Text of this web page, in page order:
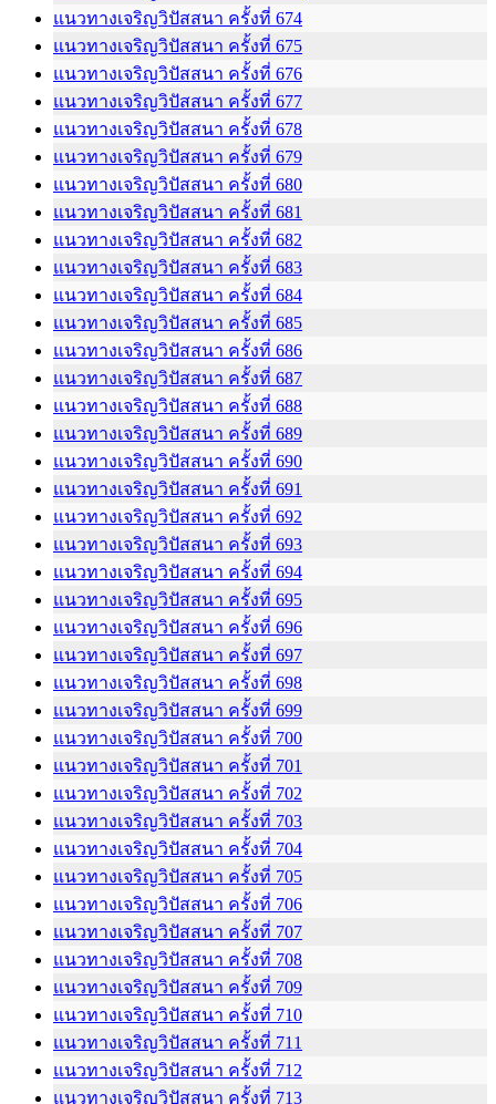
แนวทางเจริญวิปัสสนา ครั้งที่ 674
แนวทางเจริญวิปัสสนา ครั้งที่ 675
แนวทางเจริญวิปัสสนา ครั้งที่ 676
แนวทางเจริญวิปัสสนา ครั้งที่ 677
แนวทางเจริญวิปัสสนา ครั้งที่ 678
แนวทางเจริญวิปัสสนา ครั้งที่ 679
แนวทางเจริญวิปัสสนา ครั้งที่ 680
แนวทางเจริญวิปัสสนา ครั้งที่ 681
แนวทางเจริญวิปัสสนา ครั้งที่ 682
แนวทางเจริญวิปัสสนา ครั้งที่ 683
แนวทางเจริญวิปัสสนา ครั้งที่ 684
แนวทางเจริญวิปัสสนา ครั้งที่ 685
แนวทางเจริญวิปัสสนา ครั้งที่ 686
แนวทางเจริญวิปัสสนา ครั้งที่ 687
แนวทางเจริญวิปัสสนา ครั้งที่ 688
แนวทางเจริญวิปัสสนา ครั้งที่ 689
แนวทางเจริญวิปัสสนา ครั้งที่ 690
แนวทางเจริญวิปัสสนา ครั้งที่ 691
แนวทางเจริญวิปัสสนา ครั้งที่ 692
แนวทางเจริญวิปัสสนา ครั้งที่ 693
แนวทางเจริญวิปัสสนา ครั้งที่ 694
แนวทางเจริญวิปัสสนา ครั้งที่ 695
แนวทางเจริญวิปัสสนา ครั้งที่ 696
แนวทางเจริญวิปัสสนา ครั้งที่ 697
แนวทางเจริญวิปัสสนา ครั้งที่ 698
แนวทางเจริญวิปัสสนา ครั้งที่ 699
แนวทางเจริญวิปัสสนา ครั้งที่ 700
แนวทางเจริญวิปัสสนา ครั้งที่ 701
แนวทางเจริญวิปัสสนา ครั้งที่ 702
แนวทางเจริญวิปัสสนา ครั้งที่ 703
แนวทางเจริญวิปัสสนา ครั้งที่ 704
แนวทางเจริญวิปัสสนา ครั้งที่ 705
แนวทางเจริญวิปัสสนา ครั้งที่ 706
แนวทางเจริญวิปัสสนา ครั้งที่ 707
แนวทางเจริญวิปัสสนา ครั้งที่ 708
แนวทางเจริญวิปัสสนา ครั้งที่ 709
แนวทางเจริญวิปัสสนา ครั้งที่ 710
แนวทางเจริญวิปัสสนา ครั้งที่ 711
แนวทางเจริญวิปัสสนา ครั้งที่ 712
แนวทางเจริญวิปัสสนา ครั้งที่ 713